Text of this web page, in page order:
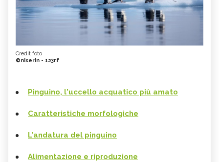
Credit foto
©niserin - 123rf
Pinguino, l'uccello acquatico più amato
Caratteristiche morfologiche
L'andatura del pinguino
Alimentazione e riproduzione